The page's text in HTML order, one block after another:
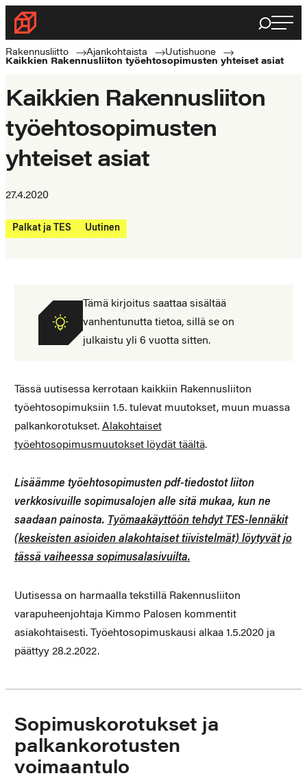
Siirry
suoraan
sisältöön
Rakennusliitto
Rakennusalan
ammattilaisten
Haku
Rakennusliitto Ajankohtaista
Uutishuone
Kaikkien Rakennusliiton työehtosopimusten yhteiset asiat
Kaikkien Rakennusliiton
työehtosopimusten
yhteiset asiat
27.4.2020
Palkat ja TES Uutinen
Tämä kirjoitus saattaa sisältää
vanhentunutta tietoa, sillä se on
julkaistu yli 6 vuotta sitten.
Tässä uutisessa kerrotaan kaikkiin Rakennusliiton
työehtosopimuksiin 1.5. tulevat muutokset, muun muassa
palkankorotukset. Alakohtaiset
työehtosopimusmuutokset löydät täältä.
Lisäämme työehtosopimusten pdf-tiedostot liiton
verkkosivuille sopimusalojen alle sitä mukaa, kun ne
saadaan painosta. Työmaakäyttöön tehdyt TES-lennäkit
(keskeisten asioiden alakohtaiset tiivistelmät) löytyvät jo
tässä vaiheessa sopimusalasivuilta.
Uutisessa on harmaalla tekstillä Rakennusliiton
varapuheenjohtaja Kimmo Palosen kommentit
asiakohtaisesti. Työehtosopimuskausi alkaa 1.5.2020 ja
päättyy 28.2.2022.
Sopimuskorotukset ja
palkankorotusten
voimaantulo